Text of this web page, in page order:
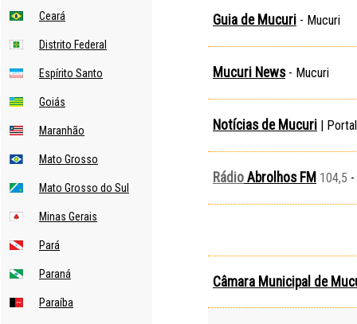
Ceará
Distrito Federal
Espírito Santo
Goiás
Maranhão
Mato Grosso
Mato Grosso do Sul
Minas Gerais
Pará
Paraná
Paraíba
Guia de Mucuri - Mucuri
Mucuri News- Mucuri
Notícias de Mucuri |
Rádio Abrolhos FM 104,5
Câmara Municipal de